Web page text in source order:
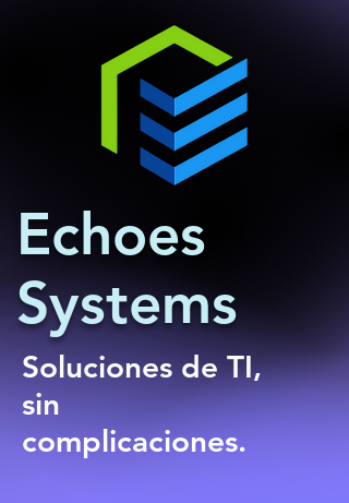
Echoes
Systems
Soluciones de TI,
sin
complicaciones.